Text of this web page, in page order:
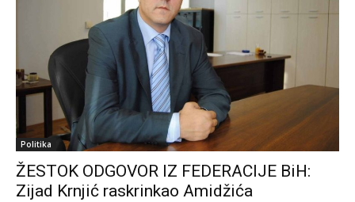
Politika
ŽESTOK ODGOVOR IZ FEDERACIJE BiH:
Zijad Krnjić raskrinkao Amidžića